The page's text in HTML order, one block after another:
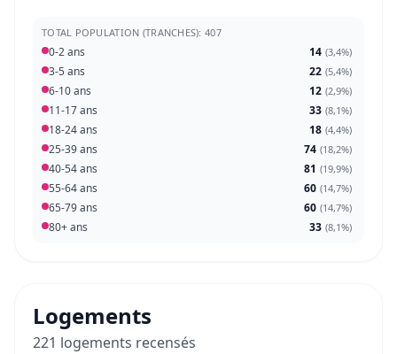
TOTAL POPULATION (TRANCHES): 407
0-2 ans 14 (3,4%)
3-5 ans 22 (5,4%)
6-10 ans 12 (2,9%)
11-17 ans 33 (8,1%)
18-24 ans 18 (4,4%)
25-39 ans 74 (18,2%)
40-54 ans 81 (19,9%)
55-64 ans 60 (14,7%)
65-79 ans 60 (14,7%)
80+ ans 33 (8,1%)
Logements
221 logements recensés